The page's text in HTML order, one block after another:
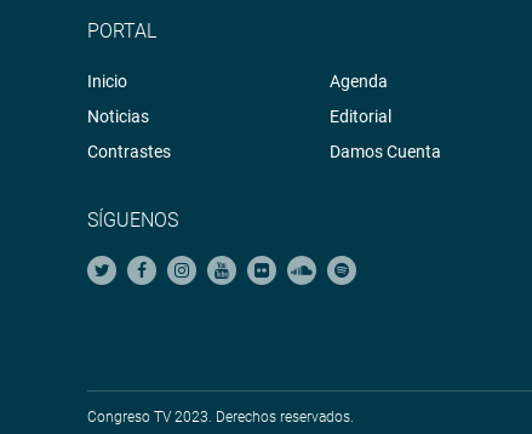
PORTAL
Inicio
Noticias
Contrastes
Agenda
Editorial
Damos Cuenta
SÍGUENOS
Congreso TV 2023. Derechos reservados.